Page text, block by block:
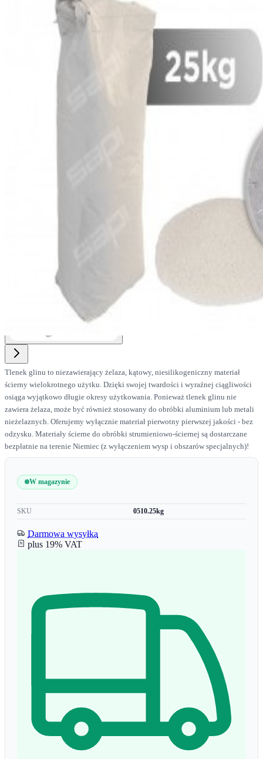
View larger image
Tlenek glinu to niezawierający żelaza, kątowy, niesilikogeniczny materiał
ścierny wielokrotnego użytku. Dzięki swojej twardości i wyraźnej ciągliwości
osiąga wyjątkowo długie okresy użytkowania. Ponieważ tlenek glinu nie
zawiera żelaza, może być również stosowany do obróbki aluminium lub metali
nieżelaznych. Oferujemy wyłącznie materiał pierwotny pierwszej jakości - bez
odzysku. Materiały ścierne do obróbki strumieniowo-ściernej są dostarczane
bezpłatnie na terenie Niemiec (z wyłączeniem wysp i obszarów specjalnych)!
W magazynie
SKU 0510.25kg
Darmowa wysyłka
plus 19% VAT